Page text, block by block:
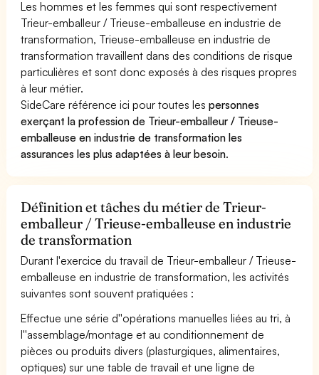
Les hommes et les femmes qui sont respectivement
Trieur-emballeur / Trieuse-emballeuse en industrie de
transformation, Trieuse-emballeuse en industrie de
transformation travaillent dans des conditions de risque
particulières et sont donc exposés à des risques propres
à leur métier.
SideCare référence ici pour toutes lespersonnes
exerçant la profession de Trieur-emballeur / Trieuse-
emballeuse en industrie de transformation les
assurances les plus adaptées à leur besoin.
Définition et tâches du métier de Trieur-
emballeur / Trieuse-emballeuse en industrie
de transformation
Durant l'exercice du travail de Trieur-emballeur / Trieuse-
emballeuse en industrie de transformation, les activités
suivantes sont souvent pratiquées :
Effectue une série d''opérations manuelles liées au tri, à
l''assemblage/montage et au conditionnement de
pièces ou produits divers (plasturgiques, alimentaires,
optiques) sur une table de travail et une ligne de